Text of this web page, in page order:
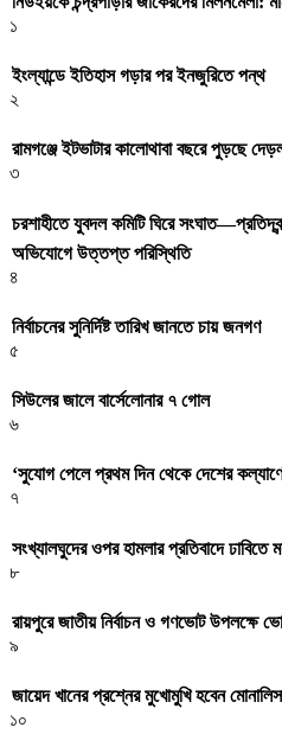
১
ইংল্যান্ডে ইতিহাস গড়ার পর ইনজুরিতে পন্থ
২
রামগঞ্জে ইটভাটার কালোথাবা বছরে পুড়ছে
৩
চরশাহীতে যুবদল কমিটি ঘিরে
অভিযোগে উত্তপ্ত পরিস্থিতি
৪
নির্বাচনের সুনির্দিষ্ট তারিখ জানতে চায় জনগণ
৫
সিউলের জালে বার্সেলোনার ৭ গোল
৬
‌‘সুযোগ পেলে প্রথম দিন থেকে দেশের
৭
সংখ্যালঘুদের ওপর হামলার প্রতিবাদে ঢাবিতে
৮
রায়পুরে জাতীয় নির্বাচন ও গণভোট উপলক্ষে
৯
জায়েদ খানের প্রশ্নের মুখোমুখি হবেন
১০